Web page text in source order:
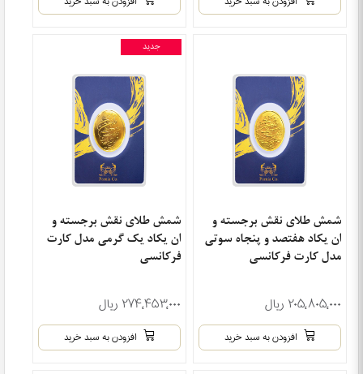
شمش طلای نقش برجسته و
ان یکاد هفتصد و پنجاه سوتی
مدل کارت فرکانسی
۲۰۵٬۸۰۵٬۰۰۰ ریال
افزودن به سبد خرید
جدید
شمش طلای نقش برجسته و
ان یکاد یک گرمی مدل کارت
فرکانسی
۲۷۴٬۴۵۳٬۰۰۰ ریال
افزودن به سبد خرید